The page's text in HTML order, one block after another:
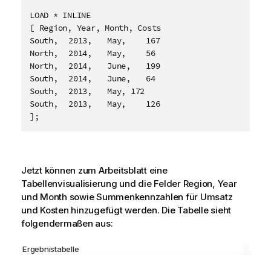
LOAD * INLINE
[ Region, Year, Month, Costs
South,	2013,	May,	167
North,	2014,	May,	56
North,	2014,	June,	199
South,	2014,	June,	64
South,	2013,	May, 172
South,	2013,	May,	126
];
Jetzt können zum Arbeitsblatt eine
Tabellenvisualisierung und die Felder Region Year
und Month sowie Summenkennzahlen für Umsatz
und Kosten hinzugefügt werden. Die Tabelle sieht
folgendermaßen aus:
Ergebnistabelle